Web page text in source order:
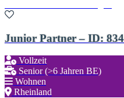
Junior Partner – ID:
Vollzeit
Senior (>6 Jahren BE)
Wohnen
Rheinland